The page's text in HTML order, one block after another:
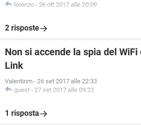
lorenzo - 26 ott 2017 alle 20:09
2 risposte
Non si accende la spia del
Link
Valentinm - 26 set 2017 alle 22:33
guest - 27 set 2017 alle 09:22
1 risposta